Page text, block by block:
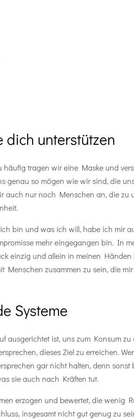
dich unterstützen
tragen wir eine Maske und
genau so mögen wie wir sind, die
nur noch Menschen an, die
bin und was ich will, habe ich mir
mehr eingegangen bin. In
einzig und allein in meinen
zusammen zu sein, die
Systeme
ist, uns zum Konsum
dieses Ziel zu erreichen.
gar nicht halten, denn
sie auch nach Kräften tut.
erzogen und bewertet, die wenig
insgesamt nicht gut genug zu